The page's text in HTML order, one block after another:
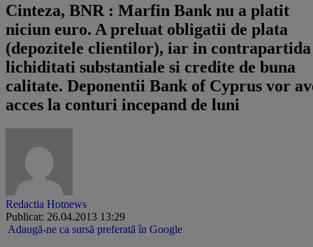
Cinteza, BNR : Marfin Bank nu a platit
niciun euro. A preluat obligatii de plata
(depozitele clientilor), iar in contrapartida
lichiditati substantiale si credite de buna
calitate. Deponentii Bank of Cyprus vor
acces la conturi incepand de luni
Redactia Hotnews
Publicat: 26.04.2013 13:29
Adaugă-ne ca sursă preferată în Google